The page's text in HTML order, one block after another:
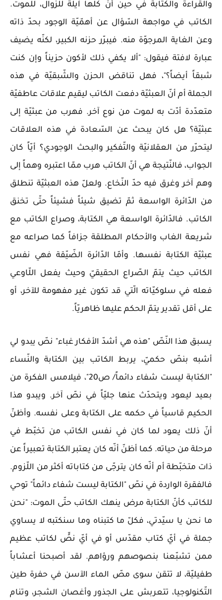
والقراءة والكتابة في حين أنّ كلّها آيلة للزّوال، للموت.
الكاتب في مواجهة السّؤال عن أهمّيّة الوجود بحدّ ذاته
وعن الغاية المرجوّة منه. فيبرّر حزنه الكبير، لكنّه يضيف
عبارة لافتة فيقول: "ألا يكفي ذلك لأكون حزيناً وإن كنت
شبقاً أيضاً؟"، فهل تناقض الحزن والشّبقيّة في هذه
الجملة أم أنّ العبثيّة دفعت الكاتب ليقيم علاقات عاطفيّة
متعدّدة أدّت به لموت من نوع آخر. فهرب من عبثيّة إلى
عبثيّة؟ هل كان يبحث عن السّعادة في هذه العلاقات
ليتحرّر من العقلانيّة والتّفكير والبحث الوجودي؟ أيّاً كان
الجواب، فالنّتيجة هي أنّ الكاتب هرب ممّا اعتبره وهماً إلى
وهم آخر وغرق فيه حدّ النّخاع. ولعلّ هذه العبثيّة تنطلق
من الدّائرة الواسعة ثمّ تضيق شيئاً فشيئاً حتّى تخنق
الكاتب. فالدّائرة الواسعة هي الكتابة، وصراع الكاتب مع
شريعة الغاب والأحكام المطلقة جزافاً كما صراعه مع
عبثيّة الكتابة نفسها. وأمّا الدّائرة الضّيّقة فهي نفس
الكاتب حيث يتمّ الصّراع الحقيقيّ وحيث يفعل اللّاوعي
فعله في سلوكيّاته الّتي قد تكون غير مفهومة للآخر، أو
على أقل تقدير يتمّ الحكم عليها ظاهريّاً.
يسبق هذا النّصّ "هذه هي أشدّ الأفكار غباء" نصّ يبدو لي
أشبه بنصّ حكميّ، يربط الكاتب بين الكتابة والنّساء
"الكتابة ليست شفاء دائماً/ ص20"، فيلامس الفكرة من
بعيد ليعود ويتحدّث عنها جليّاً في نصّ آخر. ويبدو هذا
الحكيم قاسياً في حكمه على الكتابة وعلى نفسه. وأظنّ
أنّ ذلك يعود لما كان في نفس الكاتب من تخبّط في
مرحلة من حياته. كما أظنّ أنّه كان يعتبر الكتابة تعبيراً عن
ذات متخبّطة أم أنّه كان يترجّى من كتاباته أكثر من اللّزوم.
فالفقرة الواردة في نصّ "الكتابة ليست شفاء دائماً" توحي
للكاتب كأنّ الكتابة مرض ينهك الكاتب حتّى الموت: "نحن
ما نحن يا سيّدتي، فكلّ ما كتبناه وما سنكتبه لا يساوي
جملة في أيّ كتاب مقدّس أو في أيّ نصٍّ لكاتب عظيم
ممن تشبّعنا بنصوصهم ورؤاهم. لقد أصبحنا أعشاباً
طفيليّة، لا تتقن سوى مصّ الماء الآسن في حفرة طين
التّكنولوجيا، تتعربش على الجذور وأغصان الشجر، وتنام